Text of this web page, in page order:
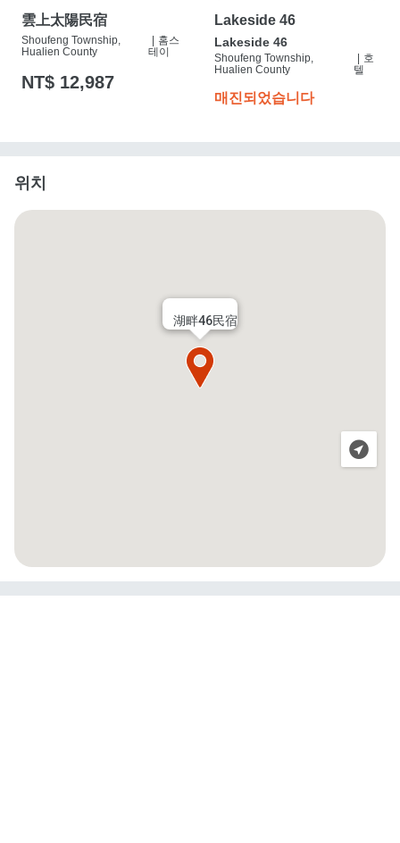
雲上太陽民宿
Shoufeng Township,
Hualien County
홈스
테이
NT$ 12,987
Lakeside 46
Lakeside 46
Shoufeng Township,
Hualien County
호
텔
매진되었습니다
위치
湖畔46民宿